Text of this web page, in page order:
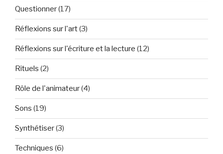
Questionner(17)
Réflexions sur l'art(3)
Réflexions sur l'écriture et la lecture (12)
Rituels (2)
Rôle de l'animateur(4)
Sons (19)
Synthétiser(3)
Techniques (6)